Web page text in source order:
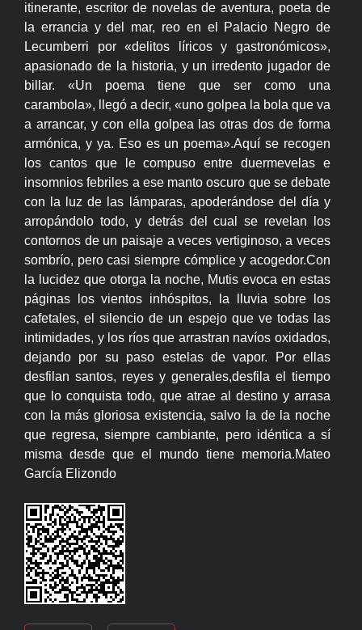
itinerante, escritor de novelas de aventura, poeta de
la errancia y del mar, reo en el Palacio Negro de
Lecumberri por «delitos líricos y gastronómicos»,
apasionado de la historia, y un irredento jugador de
billar. «Un poema tiene que ser como una
carambola», llegó a decir, «uno golpea la bola que va
a arrancar, y con ella golpea las otras dos de forma
armónica, y ya. Eso es un poema».Aquí se recogen
los cantos que le compuso entre duermevelas e
insomnios febriles a ese manto oscuro que se debate
con la luz de las lámparas, apoderándose del día y
arropándolo todo, y detrás del cual se revelan los
contornos de un paisaje a veces vertiginoso, a veces
sombrío, pero casi siempre cómplice y acogedor.Con
la lucidez que otorga la noche, Mutis evoca en estas
páginas los vientos inhóspitos, la lluvia sobre los
cafetales, el silencio de un espejo que ve todas las
intimidades, y los ríos que arrastran navíos oxidados,
dejando por su paso estelas de vapor. Por ellas
desfilan santos, reyes y generales,desfila el tiempo
que lo conquista todo, que atrae al destino y arrasa
con la más gloriosa existencia, salvo la de la noche
que regresa, siempre cambiante, pero idéntica a sí
misma desde que el mundo tiene memoria.Mateo
García Elizondo